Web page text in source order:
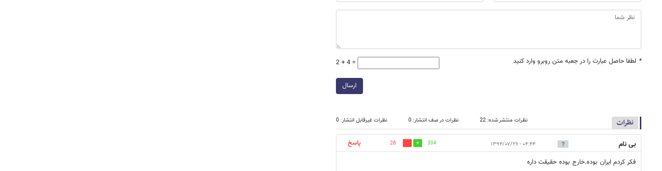
* لطفا حاصل عبارت را در جعبه متن روبرو وارد کنید 2 + 4 =
ارسال
نظرات نظرات منتشر شده: 22 نظرات در صف انتشار: 0 نظرات غیرقابل انتشار: 0
بی نام ۰۴:۴۴ - ۱۳۹۴/۰۷/۲۶ 304
28
پاسخ
فکر کردم ایران بوده.خارج بوده حقیقت داره